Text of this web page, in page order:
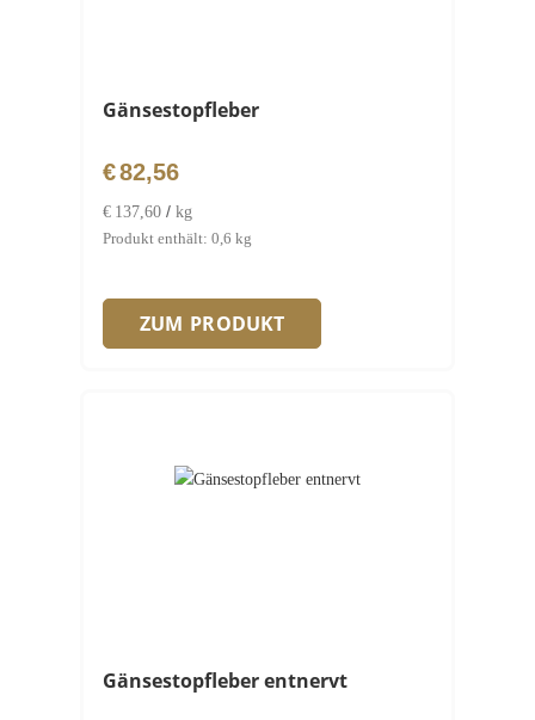
Gänsestopfleber
€82,56
€ 137,60 / kg
Produkt enthält: 0,6 kg
ZUM PRODUKT
Gänsestopfleber entnervt